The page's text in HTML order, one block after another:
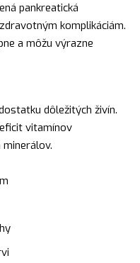
pankreatická
komplikáciám.
a môžu výrazne
dôležitých živín.
vitamínov